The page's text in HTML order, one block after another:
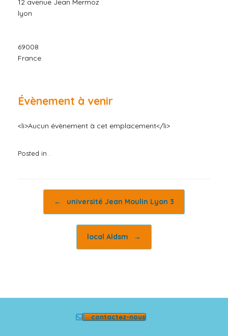
12 avenue Jean Mermoz
lyon
69008
France
Évènement à venir
<li>Aucun évènement à cet emplacement</li>
Posted in .
← université Jean Moulin Lyon 3
local Aldsm →
contactez-nous